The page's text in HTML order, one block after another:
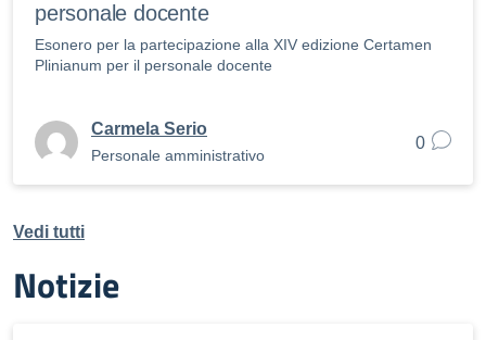
personale docente
Esonero per la partecipazione alla XIV edizione Certamen
Plinianum per il personale docente
Carmela Serio
Personale amministrativo
0
Vedi tutti
Notizie